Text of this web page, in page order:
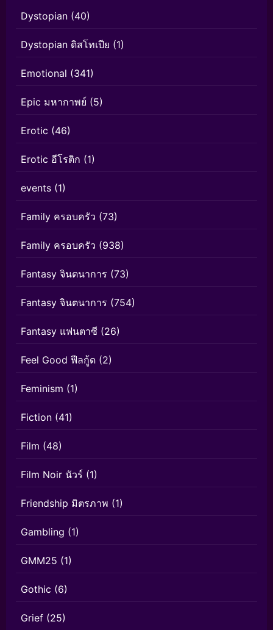
Dystopian (40)
Dystopian ดิสโทเปีย (1)
Emotional (341)
Epic มหากาพย์ (5)
Erotic (46)
Erotic อีโรติก (1)
events (1)
Family ครอบครัว (73)
Family ครอบครัว (938)
Fantasy จินตนาการ (73)
Fantasy จินตนาการ (754)
Fantasy แฟนตาซี (26)
Feel Good ฟีลกู้ด (2)
Feminism (1)
Fiction (41)
Film (48)
Film Noir นัวร์ (1)
Friendship มิตรภาพ (1)
Gambling (1)
GMM25 (1)
Gothic (6)
Grief (25)